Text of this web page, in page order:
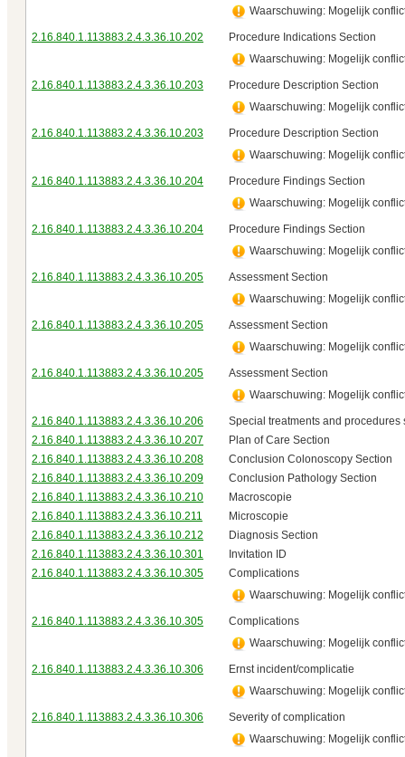
Waarschuwing: Mogelijk
2.16.840.1.113883.2.4.3.36.10.202
Procedure Indications Section
Waarschuwing: Mogelijk
2.16.840.1.113883.2.4.3.36.10.203
Procedure Description Section
Waarschuwing: Mogelijk
2.16.840.1.113883.2.4.3.36.10.203
Procedure Description Section
Waarschuwing: Mogelijk
2.16.840.1.113883.2.4.3.36.10.204
Procedure Findings Section
Waarschuwing: Mogelijk
2.16.840.1.113883.2.4.3.36.10.204
Procedure Findings Section
Waarschuwing: Mogelijk
2.16.840.1.113883.2.4.3.36.10.205
Assessment Section
Waarschuwing: Mogelijk
2.16.840.1.113883.2.4.3.36.10.205
Assessment Section
Waarschuwing: Mogelijk
2.16.840.1.113883.2.4.3.36.10.205
Assessment Section
Waarschuwing: Mogelijk
2.16.840.1.113883.2.4.3.36.10.206
Special treatments and procedures
2.16.840.1.113883.2.4.3.36.10.207
Plan of Care Section
2.16.840.1.113883.2.4.3.36.10.208
Conclusion Colonoscopy Section
2.16.840.1.113883.2.4.3.36.10.209
Conclusion Pathology Section
2.16.840.1.113883.2.4.3.36.10.210
Macroscopie
2.16.840.1.113883.2.4.3.36.10.211
Microscopie
2.16.840.1.113883.2.4.3.36.10.212
Diagnosis Section
2.16.840.1.113883.2.4.3.36.10.301
Invitation ID
2.16.840.1.113883.2.4.3.36.10.305
Complications
Waarschuwing: Mogelijk
2.16.840.1.113883.2.4.3.36.10.305
Complications
Waarschuwing: Mogelijk
2.16.840.1.113883.2.4.3.36.10.306
Ernst incident/complicatie
Waarschuwing: Mogelijk
2.16.840.1.113883.2.4.3.36.10.306
Severity of complication
Waarschuwing: Mogelijk